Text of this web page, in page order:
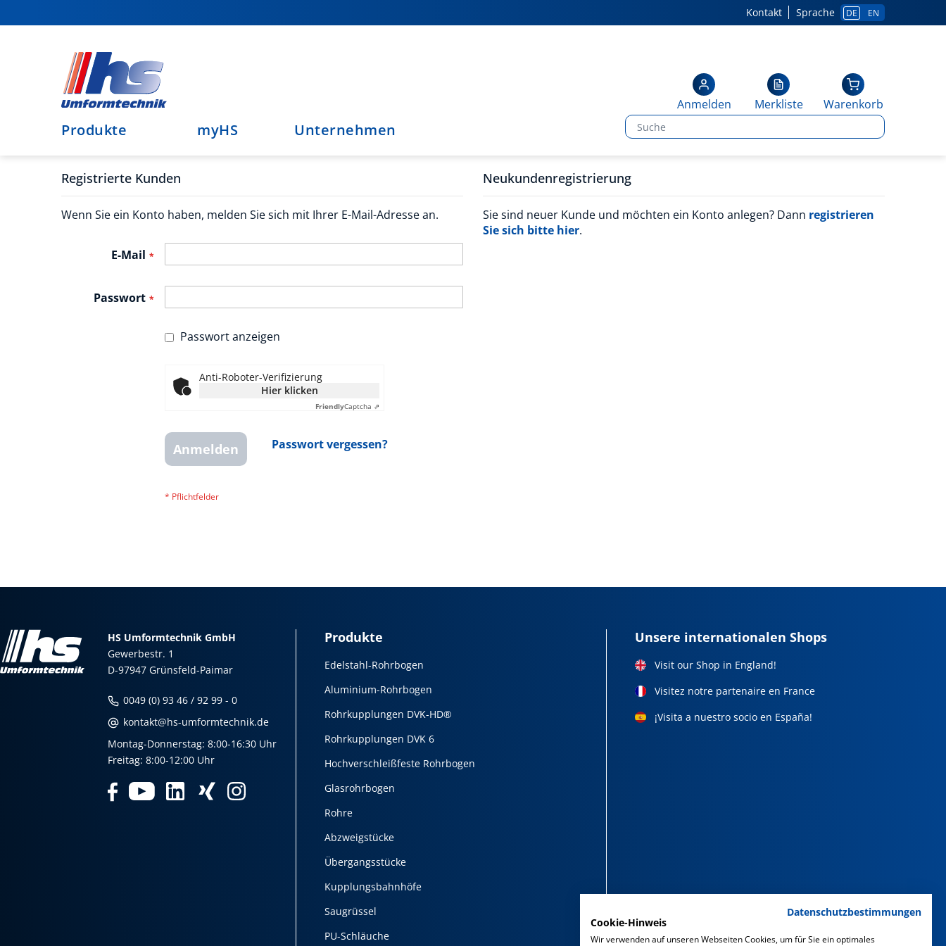
zum
Sprache DE EN
Kontakt
Produkte myHS Unternehmen
Warenkorb
Merkliste
Anmelden
Registrierte Kunden
Wenn Sie ein Konto haben, melden Sie sich mit Ihrer E-Mail-Adresse an.
E-Mail
Passwort
Passwort anzeigen
Anti-Roboter-Verifizierung
Hier klicken
FriendlyCaptcha ⇗
Anmelden Passwort vergessen?
Neukundenregistrierung
Sie sind neuer Kunde und möchten ein Konto anlegen? Dann registrieren
Sie sich bitte hier.
HS Umformtechnik GmbH
Gewerbestr. 1
D-97947 Grünsfeld-Paimar
0049 (0) 93 46 / 92 99 - 0
kontakt@hs-umformtechnik.de
Montag-Donnerstag: 8:00-16:30 Uhr
Freitag: 8:00-12:00 Uhr
Produkte
Edelstahl-Rohrbogen
Aluminium-Rohrbogen
Rohrkupplungen DVK-HD®
Rohrkupplungen DVK 6
Hochverschleißfeste Rohrbogen
Glasrohrbogen
Rohre
Abzweigstücke
Übergangsstücke
Kupplungsbahnhöfe
Saugrüssel
PU-Schläuche
Unsere internationalen Shops
Visit our Shop in England!
Visitez notre partenaire en France
¡Visita a nuestro socio en España!
Datenschutzbestimmungen
Cookie-Hinweis
Wir verwenden auf unseren Webseiten Cookies, um für Sie ein optimales